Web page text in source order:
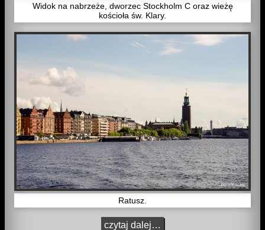
Widok na nabrzeże, dworzec Stockholm C oraz wieżę
kościoła św. Klary.
Ratusz.
czytaj dalej…